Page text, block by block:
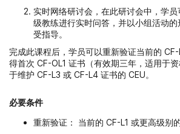
实时网络研讨会，在此研讨会中，学
级教练进行实时问答，并以小组活动
受指导。
完成此课程后，学员可以重新验证当前的
得首次 CF-OL1 证书（有效期三年，适用于
于维护 CF-L3 或 CF-L4 证书的 CEU。
必要条件
重新验证： 当前的 CF-L1 或更高级别